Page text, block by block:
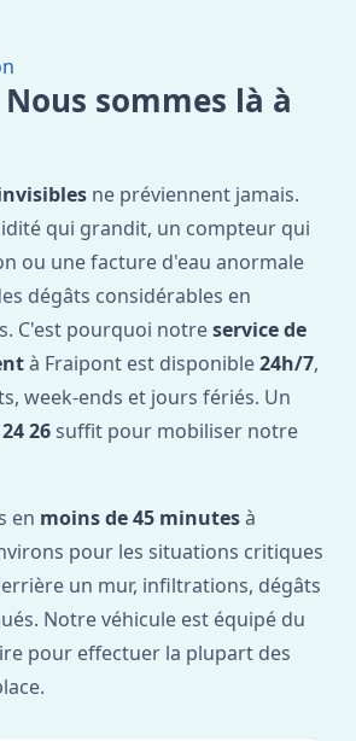
sommes là à
ne préviennent jamais.
qui grandit, un compteur qui
ou une facture d'eau anormale
dégâts considérables en
C'est pourquoi notreservice de
à Fraipont est disponible24h/7,
week-ends et jours fériés. Un
26 suffit pour mobiliser notre
en moins de 45 minutesà
pour les situations critiques
un mur, infiltrations, dégâts
Notre véhicule est équipé du
pour effectuer la plupart des